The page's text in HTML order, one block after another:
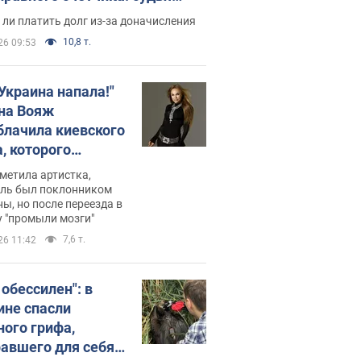
неожиданное решение
платить долг из-за доначисления
09:53 10,8 т.
напала!"
Вояж
киевского
которого
он
не знал,
хочет
украинцев
артистка,
был поклонником
но после переезда в
"промыли мозги"
11:42 7,6 т.
в
спасли
грифа,
для себя